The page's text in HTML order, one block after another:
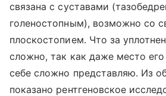
связана с суставами
голеностопным), возможно со
плоскостопием. Что за
сложно, так как даже место
себе сложно представляю. Из
показано рентгеновское